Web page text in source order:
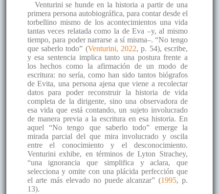
Venturini se hunde en la historia a partir de una
primera persona autobiográfica, para contar desde el
torbellino mismo de los acontecimientos una vida
tantas veces relatada como la de Eva –y, al mismo
tiempo, para poder narrarse a sí misma–. “No tengo
que saberlo todo” (Venturini, 2022, p. 54), escribe,
y esa sentencia implica tanto una postura frente a
los hechos como la afirmación de un modo de
escritura: no sería, como han sido tantos biógrafos
de Evita, una persona ajena que viene a recolectar
datos para poder reconstruir la historia de vida
completa de la dirigente, sino una observadora de
esa vida que está contando, un sujeto involucrado
de manera previa a la escritura en esa historia. En
aquel “No tengo que saberlo todo” emerge la
mirada parcial del que mira involucrado y oscila
entre el conocimiento y el desconocimiento.
Venturini exhibe, en términos de Lyton Strachey,
“una ignorancia que simplifica y aclara, que
selecciona y omite con una plácida perfección que
el arte más elevado no puede alcanzar” (1995, p.
13).